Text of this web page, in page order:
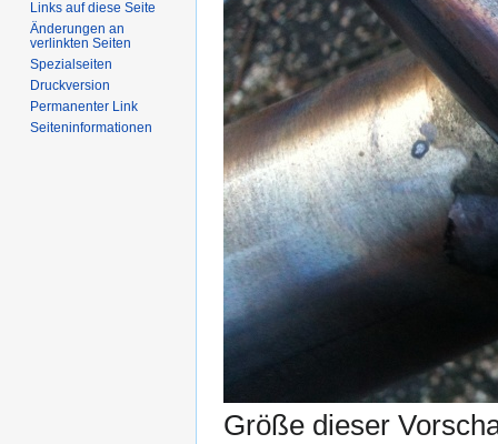
Größe dieser
Links auf diese Seite
Änderungen an
verlinkten Seiten
Spezialseiten
Druckversion
Permanenter Link
Seiten­informationen